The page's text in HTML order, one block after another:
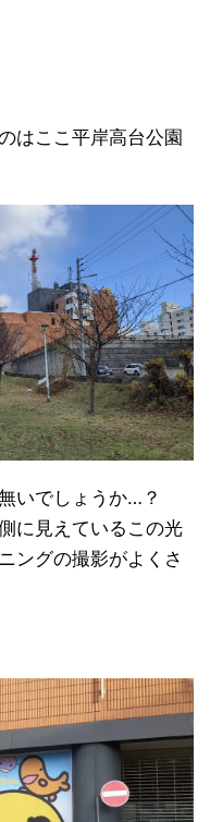
はここ平岸高台公園
いでしょうか…？
に見えているこの光
ングの撮影がよくさ